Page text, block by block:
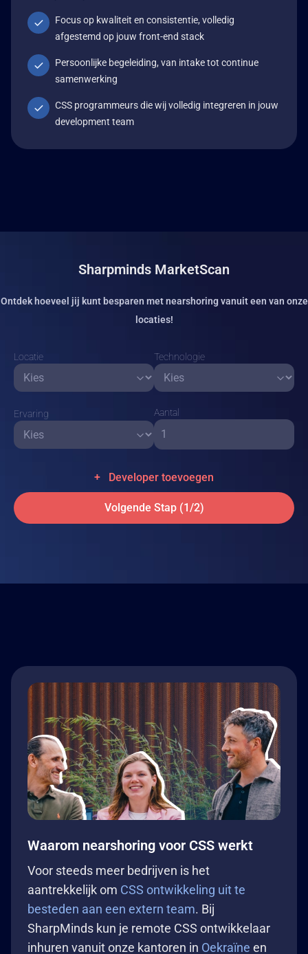
Focus op kwaliteit en consistentie, volledig
afgestemd op jouw front-end stack
Persoonlijke begeleiding, van intake tot continue
samenwerking
CSS programmeurs die wij volledig integreren in jouw
development team
Sharpminds MarketScan
Ontdek hoeveel jij kunt besparen met nearshoring vanuit een van onze
locaties!
Locatie Technologie
Ervaring Aantal
+ Developer toevoegen
Volgende Stap (1/2)
Waarom nearshoring voor CSS werkt
Voor steeds meer bedrijven is het
aantrekkelijk om CSS ontwikkeling uit te
besteden aan een extern team. Bij
SharpMinds kun je remote CSS ontwikkelaar
inhuren vanuit onze kantoren in Oekraïne en